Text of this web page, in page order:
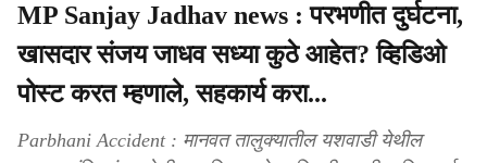
MP Sanjay Jadhav news : परभणीत दुर्घटना,
खासदार संजय जाधव सध्या कुठे आहेत? व्हिडिओ
पोस्ट करत म्हणाले, सहकार्य करा...
Parbhani Accident : मानवत तालुक्यातील यशवाडी येथील